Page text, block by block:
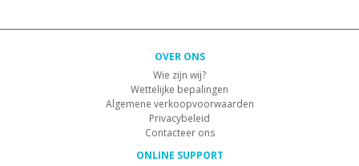
OVER ONS
Wie zijn wij?
Wettelijke bepalingen
Algemene verkoopvoorwaarden
Privacybeleid
Contacteer ons
ONLINE SUPPORT